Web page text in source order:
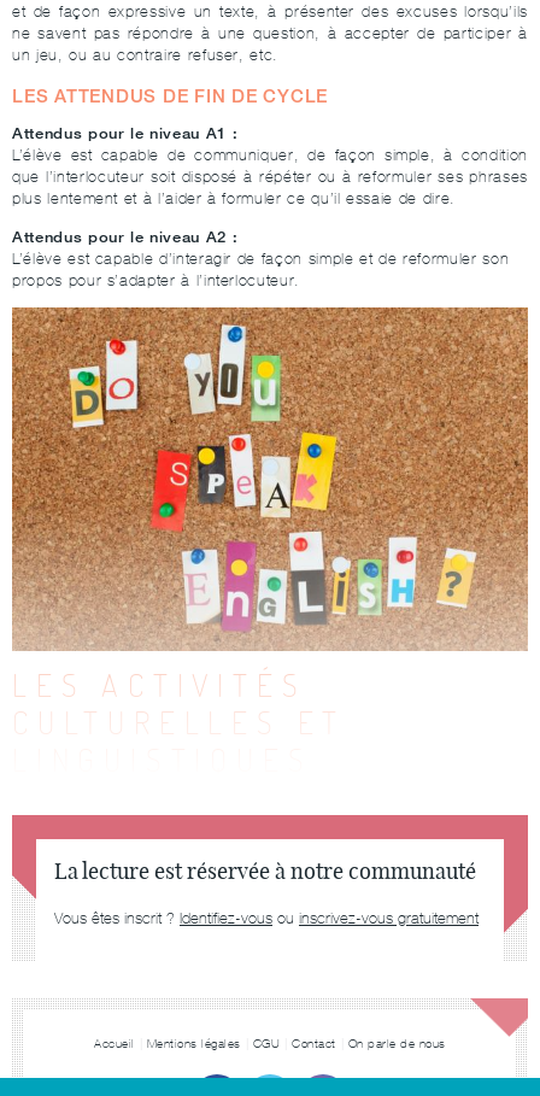
et de façon expressive un texte, à présenter des excuses lorsqu’ils
ne savent pas répondre à une question, à accepter de participer à
un jeu, ou au contraire refuser, etc.
LES ATTENDUS DE FIN DE CYCLE
Attendus pour le niveau A1 :
L’élève est capable de communiquer, de façon simple, à condition
que l’interlocuteur soit disposé à répéter ou à reformuler ses phrases
plus lentement et à l’aider à formuler ce qu’il essaie de dire.
Attendus pour le niveau A2 :
L’élève est capable d’interagir de façon simple et de reformuler son
propos pour s’adapter à l’interlocuteur.
LES ACTIVITÉS
CULTURELLES ET
La lecture est réservée à notre communauté
Vous êtes inscrit ? Identifiez-vous ou inscrivez-vous gratuitement
Accueil Mentions légales CGU Contact On parle de nous